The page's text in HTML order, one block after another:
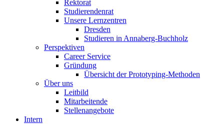
Rektorat
Studierendenrat
Unsere Lernzentren
Dresden
Studieren in Annaberg-Buchholz
Perspektiven
Career Service
Gründung
Übersicht der Prototyping-Methoden
Über uns
Leitbild
Mitarbeitende
Stellenangebote
Intern